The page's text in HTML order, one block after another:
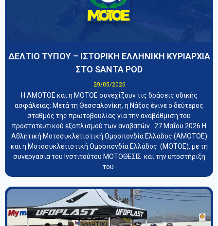
ΔΕΛΤΙΟ ΤΥΠΟΥ – ΙΣΤΟΡΙΚΗ ΕΛΛΗΝΙΚΗ ΚΥΡΙΑΡΧΙΑ
ΣΤΟ SANTA POD
29/05/2026
Η ΑΜΟΤΟΕ και η ΜΟΤΟΕ συνεχίζουν τις δράσεις οδικής
ασφάλειας: Μετά τη Θεσσαλονίκη, η Νάξος έγινε ο δεύτερος
σταθμός της πρωτοβουλίας για την αναβάθμιση του
προστατευτικού εξοπλισμού των αναβατών . 27 Μαΐου 2026 Η
Αθλητική Μοτοσυκλετιστική Ομοσπονδία Ελλάδος (ΑΜΟΤΟΕ)
και η Μοτοσυκλετιστική Ομοσπονδία Ελλάδος (ΜΟΤΟΕ), με τη
συνεργασία του Ινστιτούτου ΜΟΤΟΘΕΣΙΣ και την υποστήριξη
του